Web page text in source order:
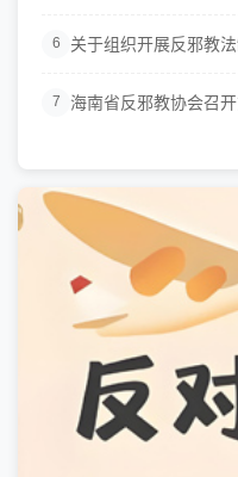
6 关于组织开展反邪教
7 海南省反邪教协会召